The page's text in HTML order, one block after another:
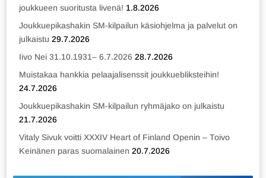
joukkueen suoritusta livenä! 1.8.2026
Joukkuepikashakin SM-kilpailun käsiohjelma ja palvelut on
julkaistu 29.7.2026
Iivo Nei 31.10.1931– 6.7.2026 28.7.2026
Muistakaa hankkia pelaajalisenssit joukkuebliksteihin!
24.7.2026
Joukkuepikashakin SM-kilpailun ryhmäjako on julkaistu
21.7.2026
Vitaly Sivuk voitti XXXIV Heart of Finland Openin – Toivo
Keinänen paras suomalainen 20.7.2026